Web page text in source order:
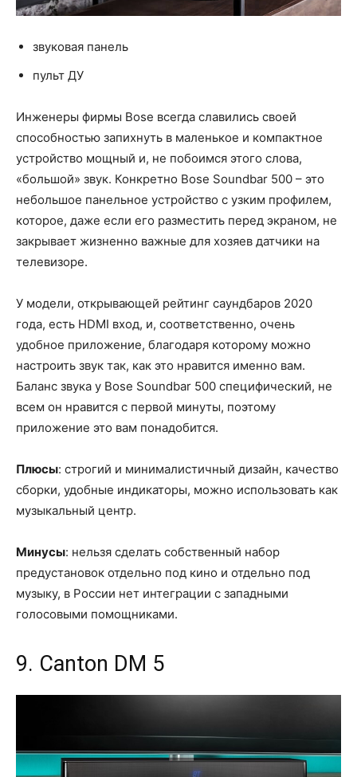
звуковая панель
пульт ДУ
Инженеры фирмы Bose всегда славились своей
способностью запихнуть в маленькое и компактное
устройство мощный и, не побоимся этого слова,
«большой» звук. Конкретно Bose Soundbar 500 – это
небольшое панельное устройство с узким профилем,
которое, даже если его разместить перед экраном, не
закрывает жизненно важные для хозяев датчики на
телевизоре.
У модели, открывающей рейтинг саундбаров 2020
года, есть HDMI вход, и, соответственно, очень
удобное приложение, благодаря которому можно
настроить звук так, как это нравится именно вам.
Баланс звука у Bose Soundbar 500 специфический, не
всем он нравится с первой минуты, поэтому
приложение это вам понадобится.
Плюсы: строгий и минималистичный дизайн, качество
сборки, удобные индикаторы, можно использовать как
музыкальный центр.
Минусы: нельзя сделать собственный набор
предустановок отдельно под кино и отдельно под
музыку, в России нет интеграции с западными
голосовыми помощниками.
9. Canton DM 5